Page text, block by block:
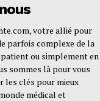
votre allié pour
parfois complexe de la
patient ou simplement en
sommes là pour vous
les clés pour mieux
médical et